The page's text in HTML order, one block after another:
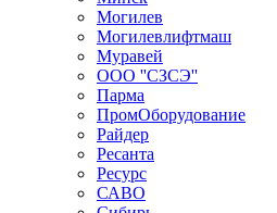
Могилев
Могилевлифтмаш
Муравей
ООО ''СЗСЭ''
Парма
ПромОборудование
Райдер
Ресанта
Ресурс
САВО